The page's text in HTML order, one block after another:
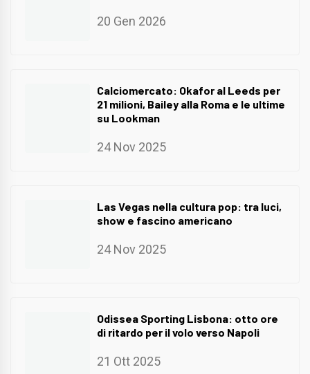
20 Gen 2026
Calciomercato: Okafor al Leeds per
21 milioni, Bailey alla Roma e le ultime
su Lookman
24 Nov 2025
Las Vegas nella cultura pop: tra luci,
show e fascino americano
24 Nov 2025
Odissea Sporting Lisbona: otto ore
di ritardo per il volo verso Napoli
21 Ott 2025